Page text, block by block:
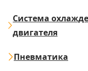
Система
двигателя
Пневматика